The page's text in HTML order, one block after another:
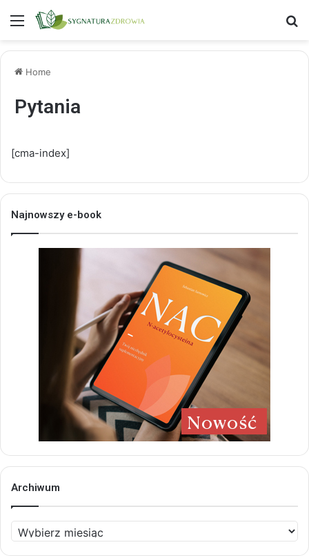
Menu
Home
Pytania
[cma-index]
Najnowszy e-book
Archiwum
Archiwum